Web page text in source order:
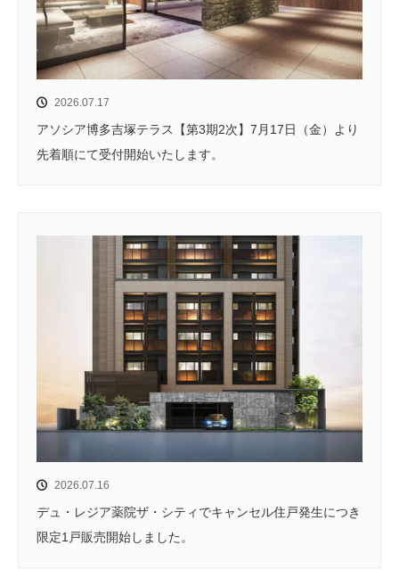
2026.07.17
アソシア博多吉塚テラス【第3期2次】7月17日（金）より
先着順にて受付開始いたします。
2026.07.16
デュ・レジア薬院ザ・シティでキャンセル住戸発生につき
限定1戸販売開始しました。